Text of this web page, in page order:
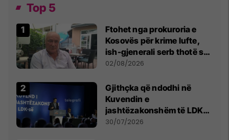
Top 5
Ftohet nga prokuroria e
Kosovës për krime lufte,
ish-gjenerali serb thotë se
dikush e tradhtoi në
02/08/2026
Gjithçka që ndodhi në
Kuvendin e
jashtëzakonshëm të LDK-
së
30/07/2026